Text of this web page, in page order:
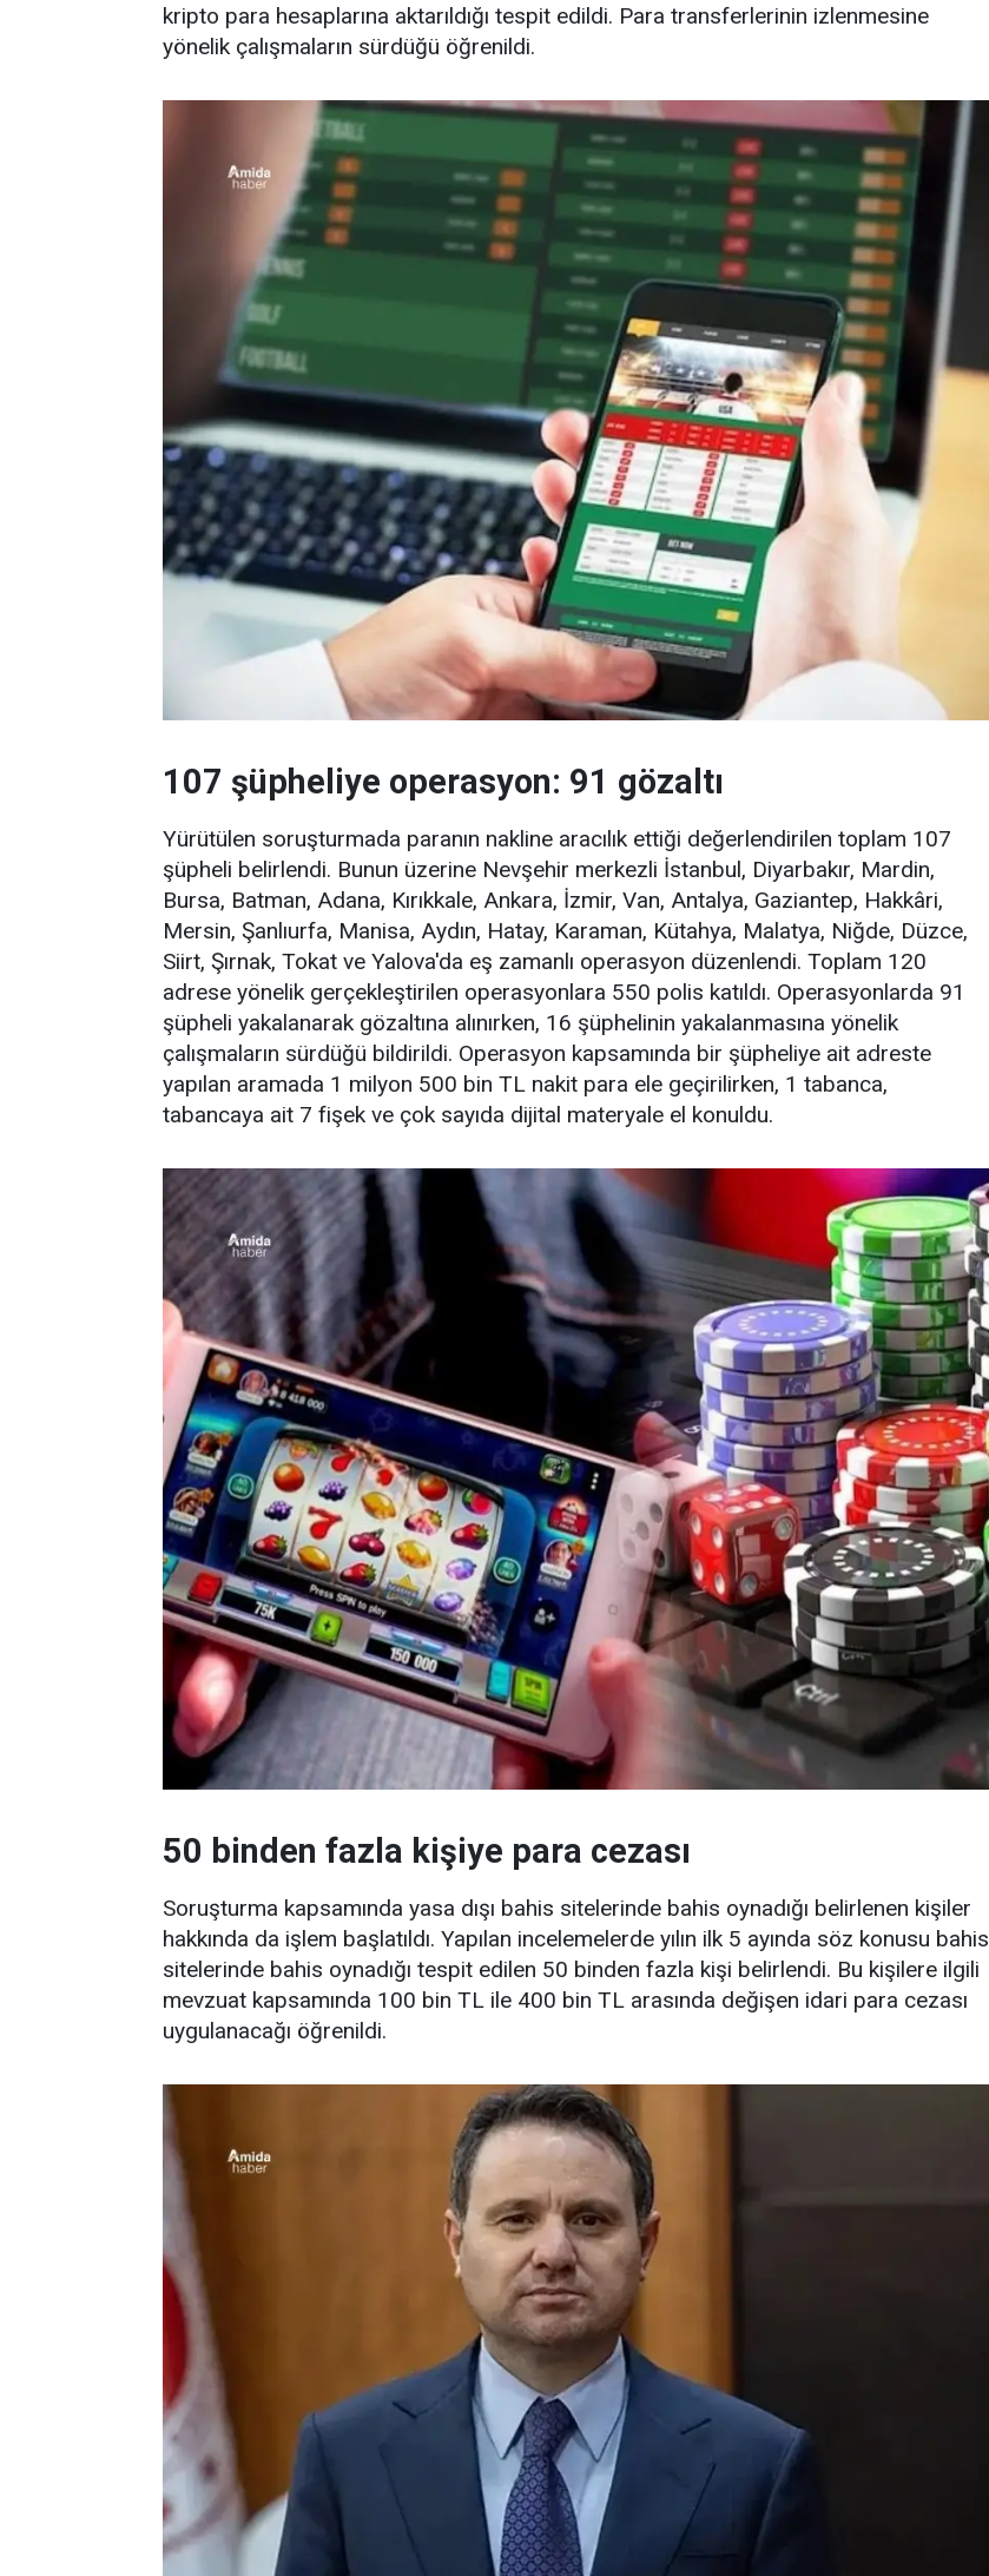
kripto para hesaplarına aktarıldığı tespit edildi. Para transferlerinin izlenmesine
yönelik çalışmaların sürdüğü öğrenildi.
107 şüpheliye operasyon: 91 gözaltı
Yürütülen soruşturmada paranın nakline aracılık ettiği değerlendirilen toplam 107
şüpheli belirlendi. Bunun üzerine Nevşehir merkezli İstanbul, Diyarbakır, Mardin,
Bursa, Batman, Adana, Kırıkkale, Ankara, İzmir, Van, Antalya, Gaziantep, Hakkâri,
Mersin, Şanlıurfa, Manisa, Aydın, Hatay, Karaman, Kütahya, Malatya, Niğde, Düzce,
Siirt, Şırnak, Tokat ve Yalova'da eş zamanlı operasyon düzenlendi. Toplam 120
adrese yönelik gerçekleştirilen operasyonlara 550 polis katıldı. Operasyonlarda 91
şüpheli yakalanarak gözaltına alınırken, 16 şüphelinin yakalanmasına yönelik
çalışmaların sürdüğü bildirildi. Operasyon kapsamında bir şüpheliye ait adreste
yapılan aramada 1 milyon 500 bin TL nakit para ele geçirilirken, 1 tabanca,
tabancaya ait 7 fişek ve çok sayıda dijital materyale el konuldu.
50 binden fazla kişiye para cezası
Soruşturma kapsamında yasa dışı bahis sitelerinde bahis oynadığı belirlenen kişiler
hakkında da işlem başlatıldı. Yapılan incelemelerde yılın ilk 5 ayında söz konusu bahis
sitelerinde bahis oynadığı tespit edilen 50 binden fazla kişi belirlendi. Bu kişilere ilgili
mevzuat kapsamında 100 bin TL ile 400 bin TL arasında değişen idari para cezası
uygulanacağı öğrenildi.